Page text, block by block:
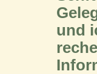
und